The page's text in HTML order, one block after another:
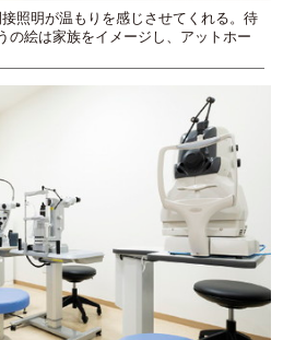
照明が温もりを感じさせてくれる。待
の絵は家族をイメージし、アットホー